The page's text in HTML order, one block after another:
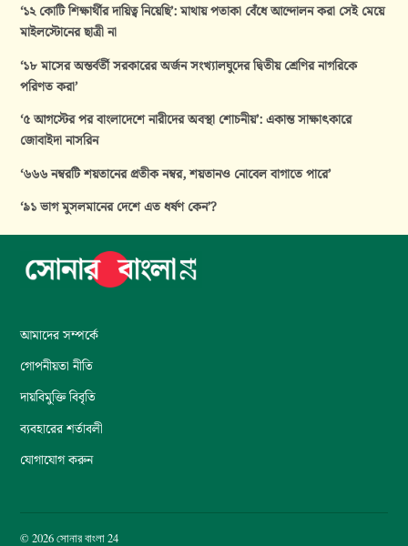
‘১২ কোটি শিক্ষার্থীর দায়িত্ব নিয়েছি’: মাথায় পতাকা বেঁধে আন্দোলন করা সেই মেয়ে
মাইলস্টোনের ছাত্রী না
‘১৮ মাসের অন্তর্বর্তী সরকারের অর্জন সংখ্যালঘুদের দ্বিতীয় শ্রেণির নাগরিকে
পরিণত করা’
‘৫ আগস্টের পর বাংলাদেশে নারীদের অবস্থা শোচনীয়’: একান্ত সাক্ষাৎকারে
জোবাইদা নাসরিন
‘৬৬৬ নম্বরটি শয়তানের প্রতীক নম্বর, শয়তানও নোবেল বাগাতে পারে’
‘৯১ ভাগ মুসলমানের দেশে এত ধর্ষণ কেন’?
আমাদের সম্পর্কে
গোপনীয়তা নীতি
দায়বিমুক্তি বিবৃতি
ব্যবহারের শর্তাবলী
যোগাযোগ করুন
© 2026 সোনার বাংলা 24